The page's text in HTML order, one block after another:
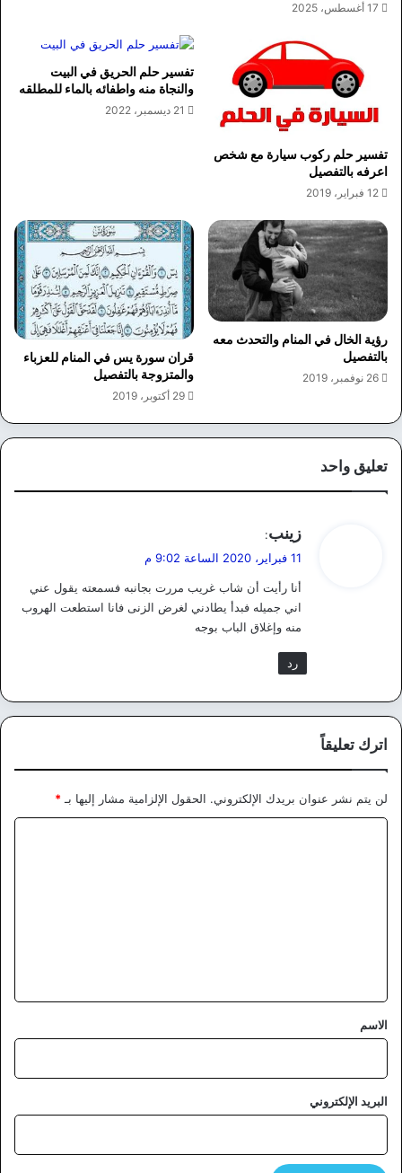
17 أغسطس، 2025
تفسير حلم ركوب سيارة مع شخص
اعرفه بالتفصيل
12 فبراير، 2019
تفسير حلم الحريق في البيت
والنجاة منه واطفائه بالماء للمطلقه
21 ديسمبر، 2022
رؤية الخال في المنام والتحدث معه
بالتفصيل
26 نوفمبر، 2019
قران سورة يس في المنام للعزباء
والمتزوجة بالتفصيل
29 أكتوبر، 2019
تعليق واحد
ي
ل
زينب:
11 فبراير، 2020 الساعة 9:02 م
أنا رأيت أن شاب غريب مررت بجانبه فسمعته يقول عني
اني جميله فبدأ يطادني لغرض الزنى فانا استطعت الهروب
منه وإغلاق الباب بوجه
رد
اترك تعليقاً
لن يتم نشر عنوان بريدك الإلكتروني. الحقول الإلزامية مشار إليها بـ *
*
الاسم
البريد الإلكتروني